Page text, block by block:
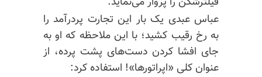
عباس عبدی یک بار این تجارت پردرآمد را
به رخ رقیب کشید؛ با این ملاحظه که او به
جای افشا کردن دست‌های پشت پرده، از
عنوان کلی «اپراتورها»! استفاده کرد: